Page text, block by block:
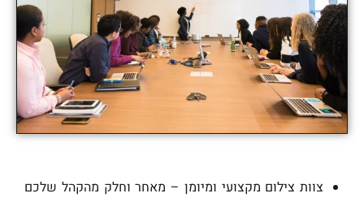
צוות צילום מקצועי ומיומן – מאחר וחלק מהקהל שלכם